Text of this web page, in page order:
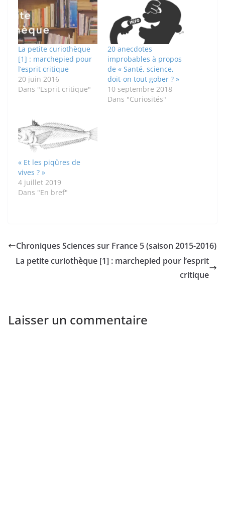
La petite curiothèque
[1] : marchepied pour
l’esprit critique
20 juin 2016
Dans "Esprit critique"
20 anecdotes
improbables à propos
de « Santé, science,
doit-on tout gober ? »
10 septembre 2018
Dans "Curiosités"
« Et les piqûres de
vives ? »
4 juillet 2019
Dans "En bref"
Chroniques Sciences sur France 5 (saison 2015-2016)
La petite curiothèque [1] : marchepied pour l’esprit
critique
Laisser un commentaire